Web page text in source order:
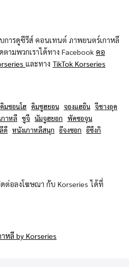
ารดูซีรีส์ คอนเทนต์ ภาพยนตร์เกาหลี
ามพวกเราได้ทาง Facebook คอ
และทาง TikTok Korseries
คิมซอนโฮ คิมซูฮยอน จองแฮอิน จีชางอุค
กาหลี ซูจี นัมจูฮยอก พัคซอจุน
ดี หนังเกาหลีสนุก อีจงซอก อีซึงกิ
ต่อลงโฆษณา กับ Korseries ได้ที่
าหลี by Korseries